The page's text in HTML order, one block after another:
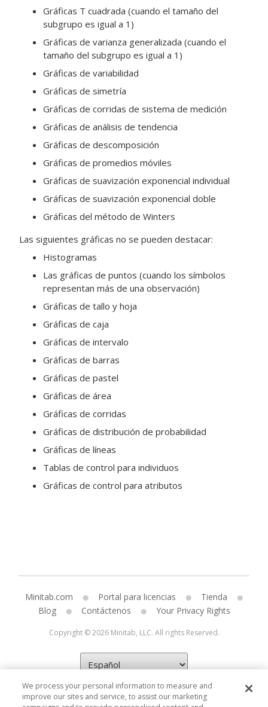
Gráficas T cuadrada (cuando el tamaño del
subgrupo es igual a 1)
Gráficas de varianza generalizada (cuando el
tamaño del subgrupo es igual a 1)
Gráficas de variabilidad
Gráficas de simetría
Gráficas de corridas de sistema de medición
Gráficas de análisis de tendencia
Gráficas de descomposición
Gráficas de promedios móviles
Gráficas de suavización exponencial individual
Gráficas de suavización exponencial doble
Gráficas del método de Winters
Las siguientes gráficas no se pueden destacar:
Histogramas
Las gráficas de puntos (cuando los símbolos
representan más de una observación)
Gráficas de tallo y hoja
Gráficas de caja
Gráficas de intervalo
Gráficas de barras
Gráficas de pastel
Gráficas de área
Gráficas de corridas
Gráficas de distribución de probabilidad
Gráficas de líneas
Tablas de control para individuos
Gráficas de control para atributos
Minitab.com Portal para licencias
Tienda
Blog
Contáctenos Your Privacy Rights
Copyright © 2026 Minitab, LLC. All rights Reserved.
We process your personal information to measure and
improve our sites and service, to assist our marketing